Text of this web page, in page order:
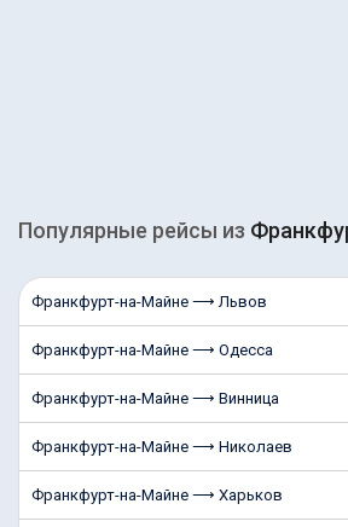
Популярные рейсы из
Франкфурт-на-Майне ⟶ Львов
Франкфурт-на-Майне ⟶ Одесса
Франкфурт-на-Майне ⟶ Винница
Франкфурт-на-Майне ⟶ Николаев
Франкфурт-на-Майне ⟶ Харьков